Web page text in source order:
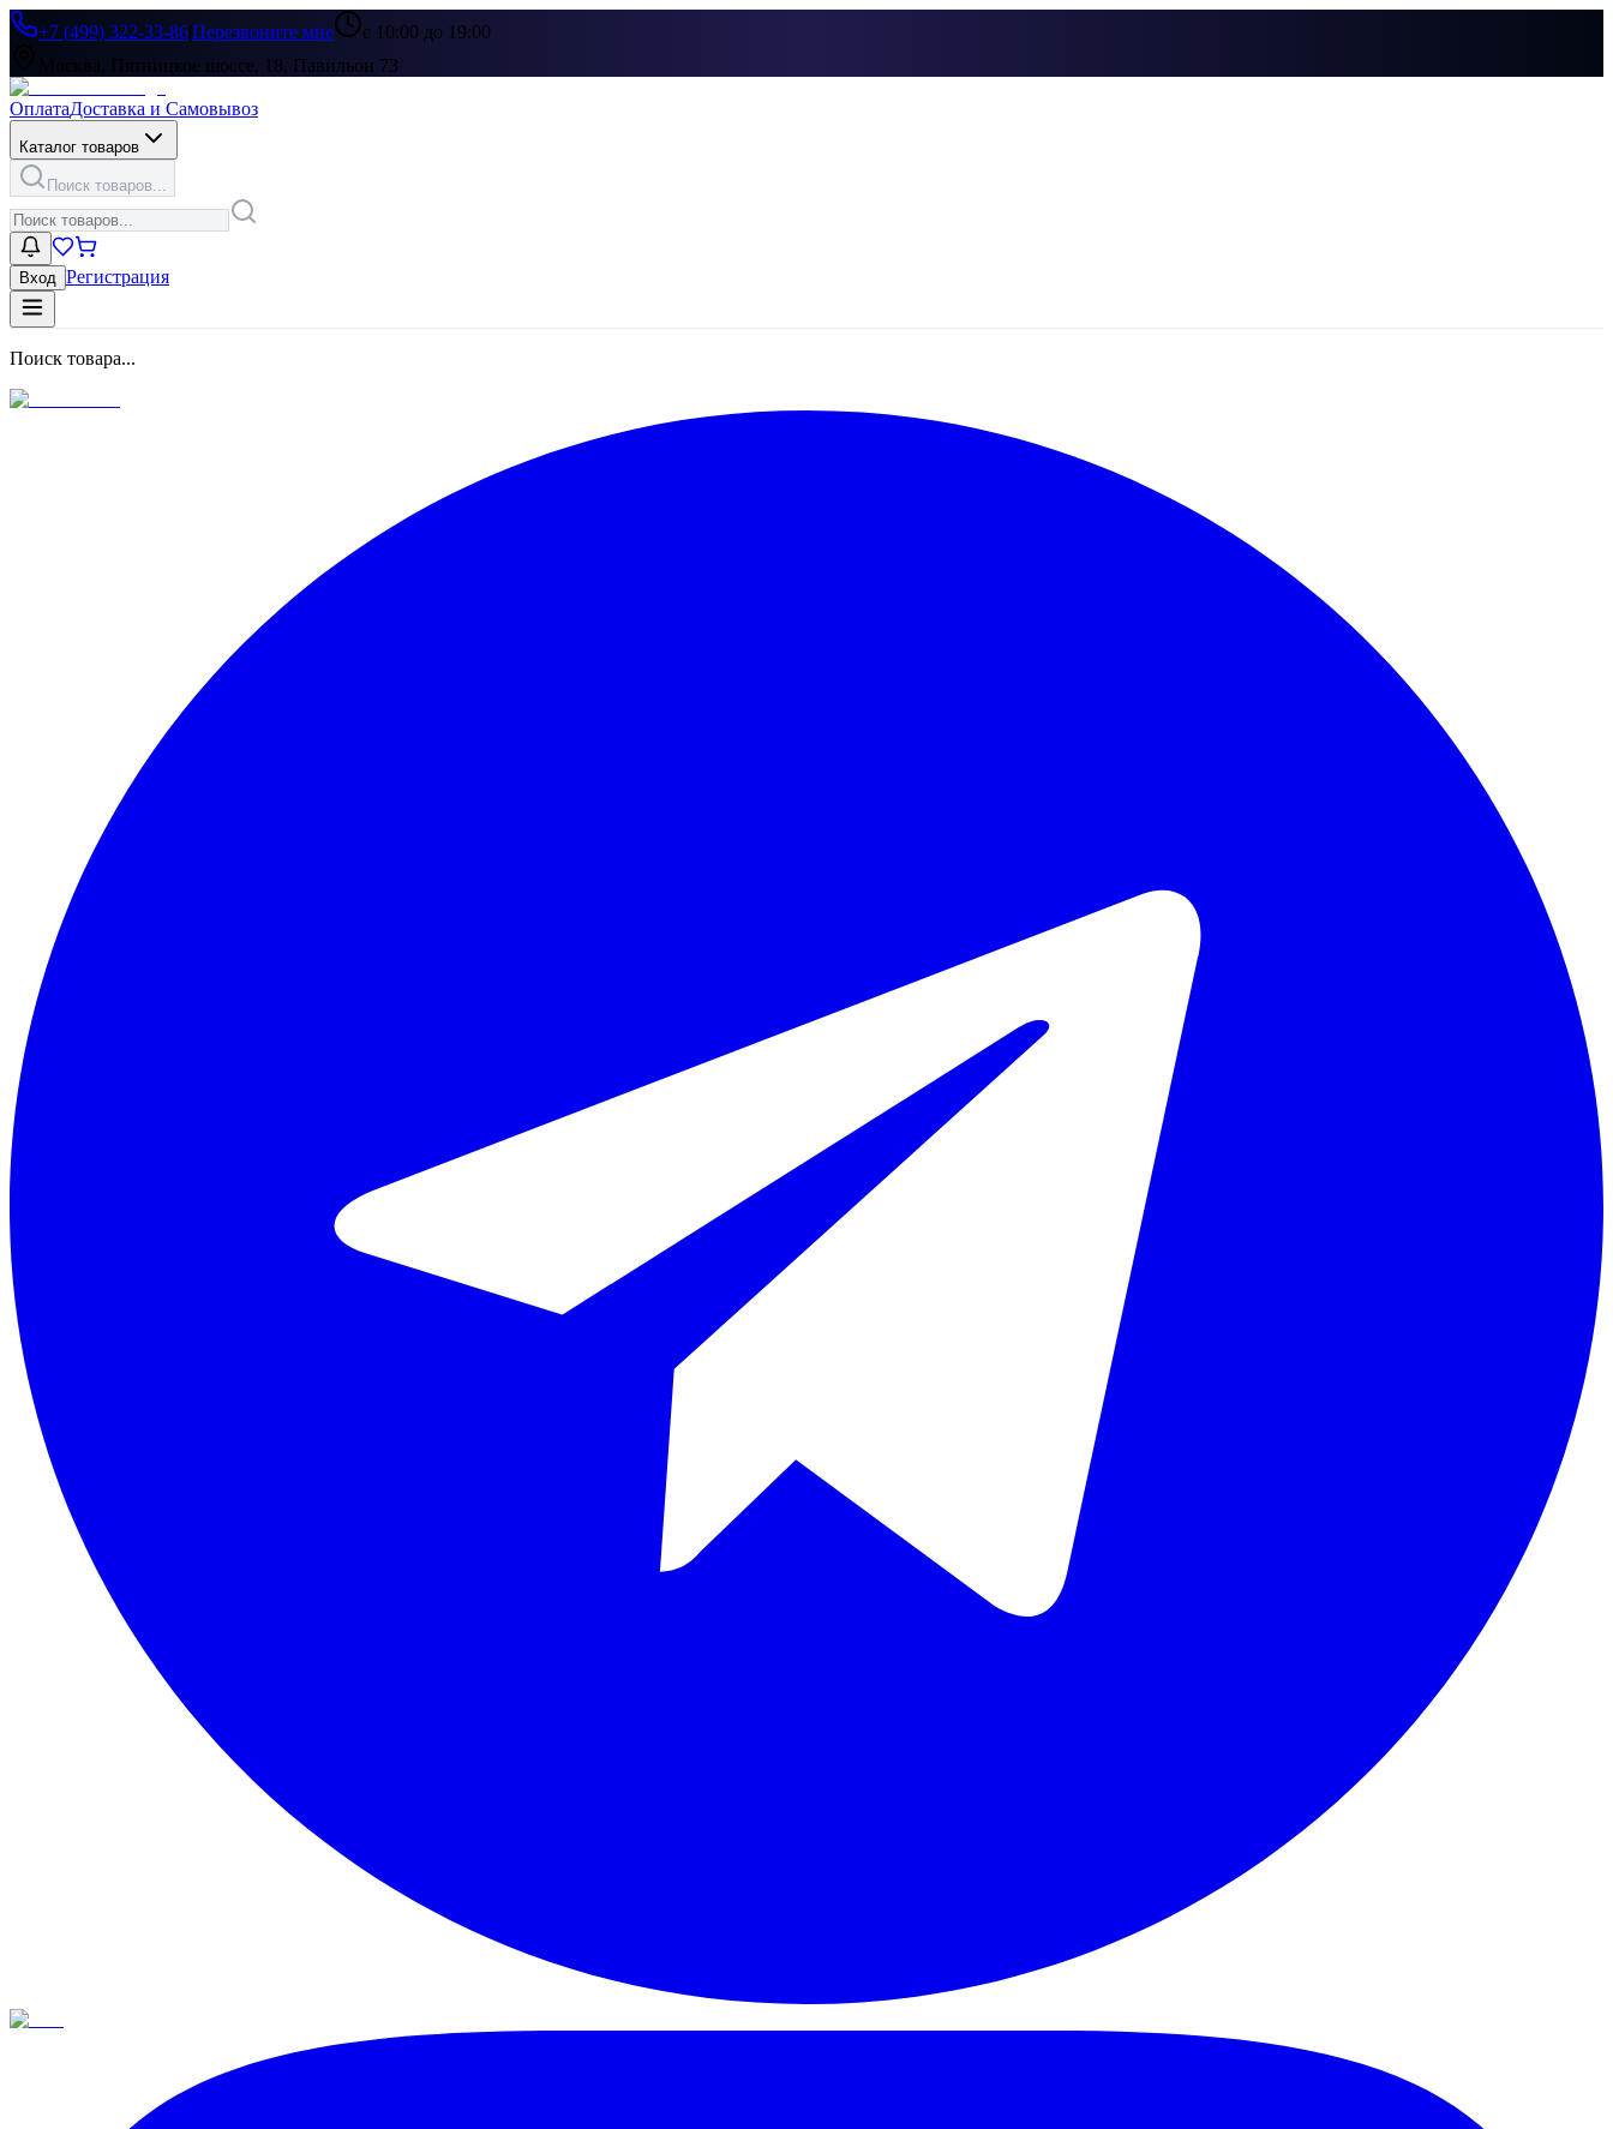
+7 (499) 322-33-86|Перезвоните мне
с 10:00 до 19:00
Москва, Пятницкое шоссе, 18, Павильон 73
ОплатаДоставка и Самовывоз
Каталог товаров
Поиск товаров...
Вход Регистрация
Поиск товара...